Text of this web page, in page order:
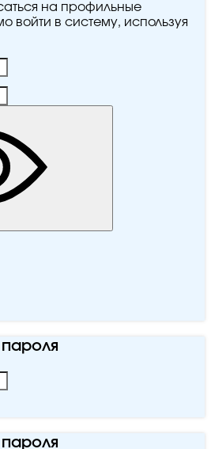
на профильные
войти в систему, используя